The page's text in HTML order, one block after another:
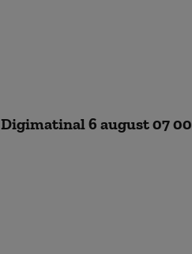
Digimatinal 6 august 07 00